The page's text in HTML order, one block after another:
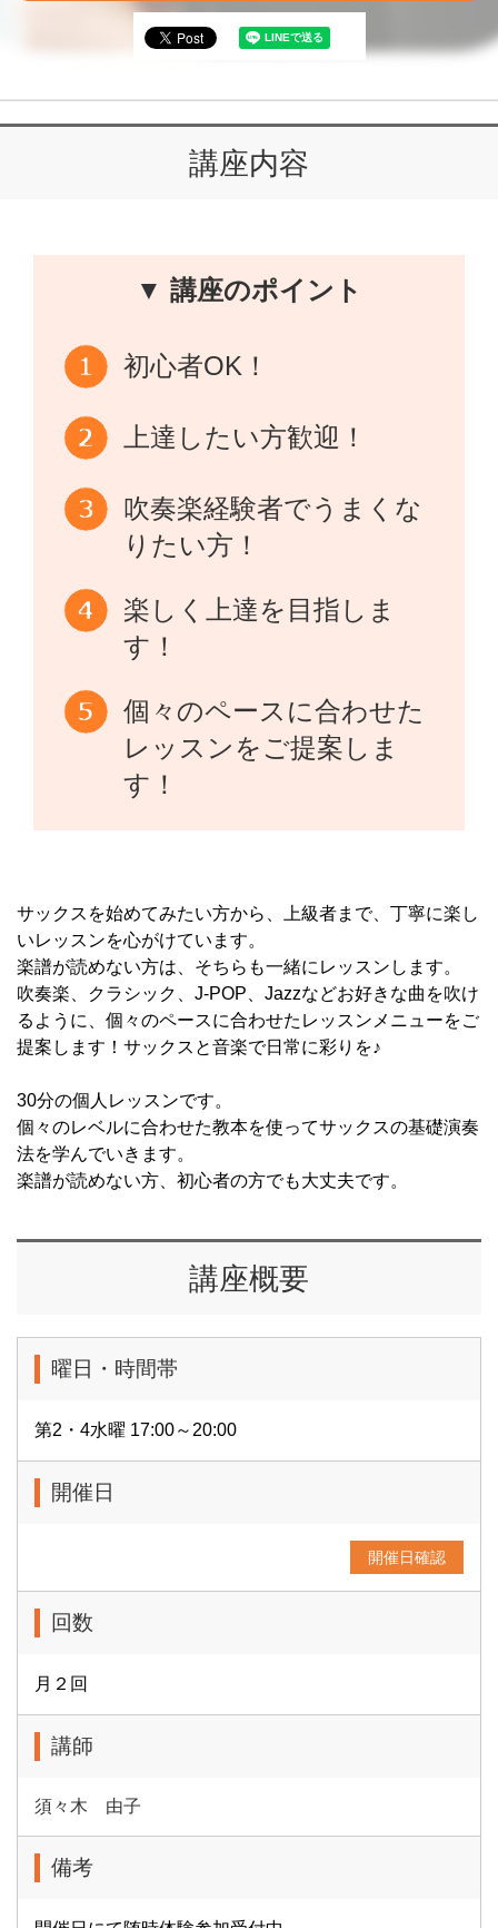
講座内容
▼ 講座のポイント
初心者OK！
上達したい方歓迎！
吹奏楽経験者でうまくな
りたい方！
楽しく上達を目指しま
す！
個々のペースに合わせた
レッスンをご提案しま
す！
サックスを始めてみたい方から、上級者まで、丁寧に楽し
いレッスンを心がけています。
楽譜が読めない方は、そちらも一緒にレッスンします。
吹奏楽、クラシック、J-POP、Jazzなどお好きな曲を吹け
るように、個々のペースに合わせたレッスンメニューをご
提案します！サックスと音楽で日常に彩りを♪
30分の個人レッスンです。
個々のレベルに合わせた教本を使ってサックスの基礎演奏
法を学んでいきます。
楽譜が読めない方、初心者の方でも大丈夫です。
講座概要
曜日・時間帯
第2・4水曜 17:00～20:00
開催日
開催日確認
回数
月２回
講師
須々木 由子
備考